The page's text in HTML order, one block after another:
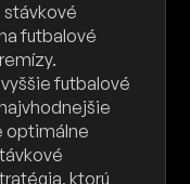
stávkové
futbalové
futbalové
optimálne
ktorú